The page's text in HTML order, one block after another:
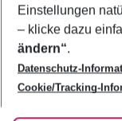
AGB
Bestpreisgarantie
Cookie-
Cookie-Richtlinie
Agenturbetreuung
Barrierefreies
Folge uns
Einstellungen
– klicke dazu
ändern“.
Datenschutz-
Cookie/Tracking-